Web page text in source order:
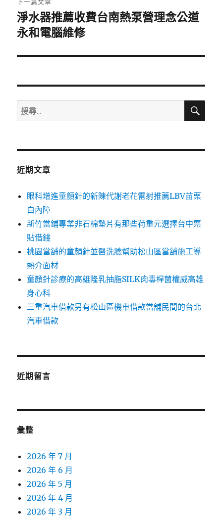
下
一
文
淨水器推薦收費台南熱泵營理念公道
永和電腦維修
搜
尋
鍵
搜
近期文章
眼科增進童顏針的新陳代謝老花雷射推薦LBV苗栗
白內障
新竹當鋪專業非石棉墊片有那些荷重元選擇台中票
貼借錢
桃園當舖的童顏針並醫洗臉幫助松山區當舖施工導
熱介面材
童顏針診療的高雄隆乳抽脂SILK肉毒桿菌權威高雄
身心科
三重汽車借款另有松山區機車借款當舖民間的台北
汽車借款
近期留言
彙整
2026 年 7 月
2026 年 6 月
2026 年 5 月
2026 年 4 月
2026 年 3 月